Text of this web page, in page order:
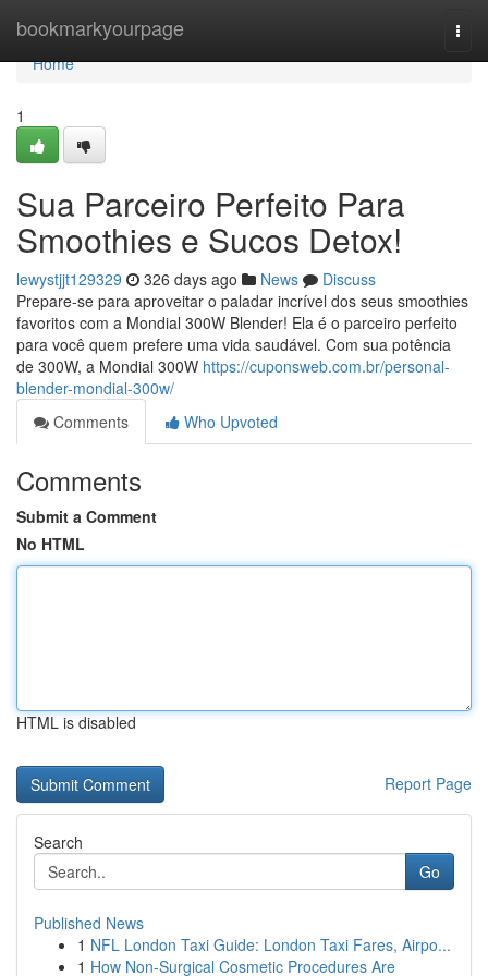
bookmarkyourpage
Home
Home
1
Sua Parceiro Perfeito Para
Smoothies e Sucos Detox!
lewystjjt129329 326 days ago News
Discuss
Prepare-se para aproveitar o paladar incrível dos seus smoothies
favoritos com a Mondial 300W Blender! Ela é o parceiro perfeito
para você quem prefere uma vida saudável. Com sua potência
de 300W, a Mondial 300W https://cuponsweb.com.br/personal-
blender-mondial-300w/
Comments
Who Upvoted
Comments
Submit a Comment
No HTML
HTML is disabled
Report Page
Search
Go
Published News
1 NFL London Taxi Guide: London Taxi Fares, Airpo...
1 How Non-Surgical Cosmetic Procedures Are